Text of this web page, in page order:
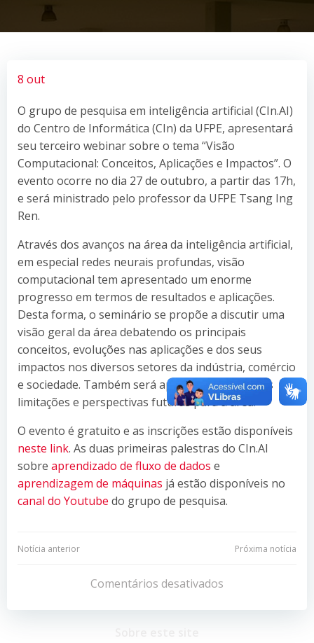
8 out
O grupo de pesquisa em inteligência artificial (CIn.AI)
do Centro de Informática (CIn) da UFPE, apresentará
seu terceiro webinar sobre o tema “Visão
Computacional: Conceitos, Aplicações e Impactos”. O
evento ocorre no dia 27 de outubro, a partir das 17h,
e será ministrado pelo professor da UFPE Tsang Ing
Ren.
Através dos avanços na área da inteligência artificial,
em especial redes neurais profundas, visão
computacional tem apresentado um enorme
progresso em termos de resultados e aplicações.
Desta forma, o seminário se propõe a discutir uma
visão geral da área debatendo os principais
conceitos, evoluções nas aplicações e dos seus
impactos nos diversos setores da indústria, comércio
e sociedade. Também será apresentada algumas
limitações e perspectivas futuras para a área.
O evento é gratuito e as inscrições estão disponíveis
neste link. As duas primeiras palestras do CIn.AI
sobre aprendizado de fluxo de dados e
aprendizagem de máquinas já estão disponíveis no
canal do Youtube do grupo de pesquisa.
Navegação
Post
Notícia anterior
Navegação
de
Post
Próxima notícia
Comentários desativados